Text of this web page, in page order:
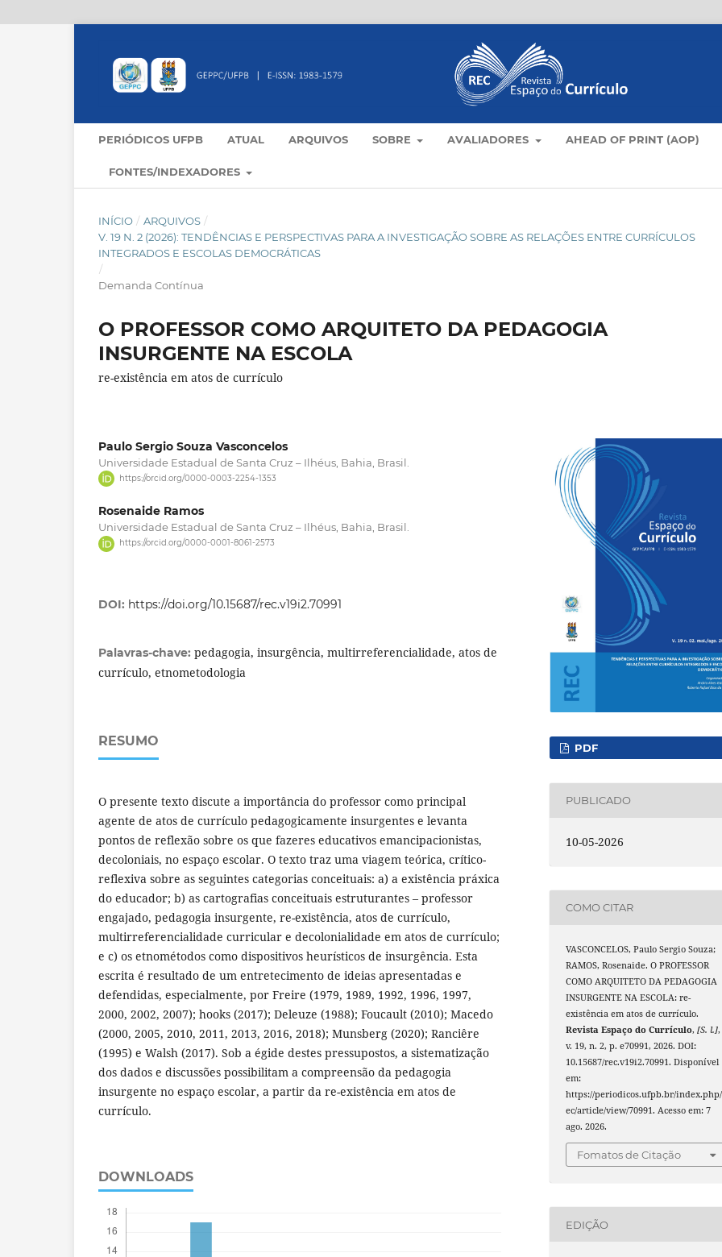
PERIÓDICOS UFPB ATUAL ARQUIVOS SOBRE AVALIADORES AHEAD OF PRINT (AOP)
FONTES/INDEXADORES
INÍCIO / ARQUIVOS /
V. 19 N. 2 (2026): TENDÊNCIAS E PERSPECTIVAS PARA A INVESTIGAÇÃO SOBRE AS RELAÇÕES ENTRE CURRÍCULOS
INTEGRADOS E ESCOLAS DEMOCRÁTICAS
/
Demanda Contínua
O PROFESSOR COMO ARQUITETO DA PEDAGOGIA
INSURGENTE NA ESCOLA
re-existência em atos de currículo
Paulo Sergio Souza Vasconcelos
Universidade Estadual de Santa Cruz – Ilhéus, Bahia, Brasil.
https://orcid.org/0000-0003-2254-1353
Rosenaide Ramos
Universidade Estadual de Santa Cruz – Ilhéus, Bahia, Brasil.
https://orcid.org/0000-0001-8061-2573
DOI: https://doi.org/10.15687/rec.v19i2.70991
Palavras-chave: pedagogia, insurgência, multirreferencialidade, atos de
currículo, etnometodologia
RESUMO
O presente texto discute a importância do professor como principal
agente de atos de currículo pedagogicamente insurgentes e levanta
pontos de reflexão sobre os que fazeres educativos emancipacionistas,
decoloniais, no espaço escolar. O texto traz uma viagem teórica, crítico-
reflexiva sobre as seguintes categorias conceituais: a) a existência práxica
do educador; b) as cartografias conceituais estruturantes – professor
engajado, pedagogia insurgente, re-existência, atos de currículo,
multirreferencialidade curricular e decolonialidade em atos de currículo;
e c) os etnométodos como dispositivos heurísticos de insurgência. Esta
escrita é resultado de um entretecimento de ideias apresentadas e
defendidas, especialmente, por Freire (1979, 1989, 1992, 1996, 1997,
2000, 2002, 2007); hooks (2017); Deleuze (1988); Foucault (2010); Macedo
(2000, 2005, 2010, 2011, 2013, 2016, 2018); Munsberg (2020); Ranciêre
(1995) e Walsh (2017). Sob a égide destes pressupostos, a sistematização
dos dados e discussões possibilitam a compreensão da pedagogia
insurgente no espaço escolar, a partir da re-existência em atos de
currículo.
DOWNLOADS
PDF
PUBLICADO
10-05-2026
COMO CITAR
VASCONCELOS, Paulo Sergio Souza;
RAMOS, Rosenaide. O PROFESSOR
COMO ARQUITETO DA PEDAGOGIA
INSURGENTE NA ESCOLA: re-
existência em atos de currículo.
Revista Espaço do Currículo,[S. l.],
v. 19, n. 2, p. e70991, 2026. DOI:
10.15687/rec.v19i2.70991. Disponível
em:
https://periodicos.ufpb.br/
ec/article/view/70991. Acesso em: 7
ago. 2026.
Fomatos de Citação
EDIÇÃO